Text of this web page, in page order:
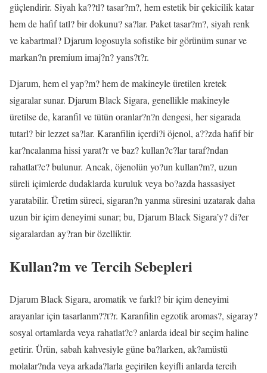
güçlendirir. Siyah ka??tl? tasar?m?, hem estetik bir çekicilik katar
hem de hafif tatl? bir dokunu? sa?lar. Paket tasar?m?, siyah renk
ve kabartmal? Djarum logosuyla sofistike bir görünüm sunar ve
markan?n premium imaj?n? yans?t?r.
Djarum, hem el yap?m? hem de makineyle üretilen kretek
sigaralar sunar. Djarum Black Sigara, genellikle makineyle
üretilse de, karanfil ve tütün oranlar?n?n dengesi, her sigarada
tutarl? bir lezzet sa?lar. Karanfilin içerdi?i öjenol, a??zda hafif bir
kar?ncalanma hissi yarat?r ve baz? kullan?c?lar taraf?ndan
rahatlat?c? bulunur. Ancak, öjenolün yo?un kullan?m?, uzun
süreli içimlerde dudaklarda kuruluk veya bo?azda hassasiyet
yaratabilir. Üretim süreci, sigaran?n yanma süresini uzatarak daha
uzun bir içim deneyimi sunar; bu, Djarum Black Sigara’y? di?er
sigaralardan ay?ran bir özelliktir.
Kullan?m ve Tercih Sebepleri
Djarum Black Sigara, aromatik ve farkl? bir içim deneyimi
arayanlar için tasarlanm??t?r. Karanfilin egzotik aromas?, sigaray?
sosyal ortamlarda veya rahatlat?c? anlarda ideal bir seçim haline
getirir. Ürün, sabah kahvesiyle güne ba?larken, ak?amüstü
molalar?nda veya arkada?larla geçirilen keyifli anlarda tercih